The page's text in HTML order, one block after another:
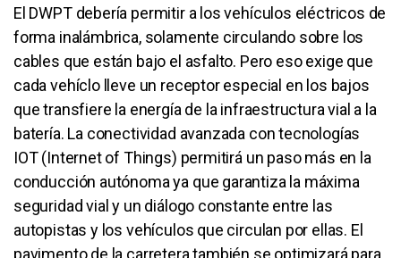
El DWPT debería permitir a los vehículos eléctricos de
forma inalámbrica, solamente circulando sobre los
cables que están bajo el asfalto. Pero eso exige que
cada vehíclo lleve un receptor especial en los bajos
que transfiere la energía de la infraestructura vial a la
batería. La conectividad avanzada con tecnologías
IOT (Internet of Things) permitirá un paso más en la
conducción autónoma ya que garantiza la máxima
seguridad vial y un diálogo constante entre las
autopistas y los vehículos que circulan por ellas. El
pavimento de la carretera también se optimizará para